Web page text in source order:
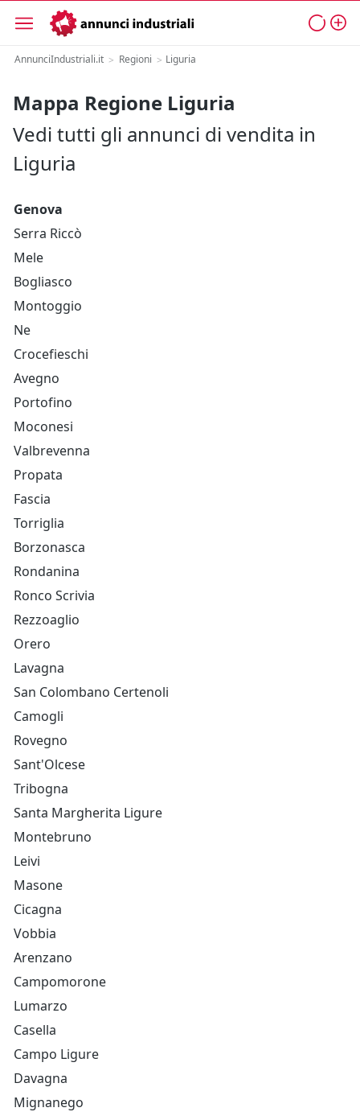
AnnunciIndustriali.it > Regioni > Liguria
Mappa Regione Liguria
Vedi tutti gli annunci di vendita in
Liguria
Genova
Serra Riccò
Mele
Bogliasco
Montoggio
Ne
Crocefieschi
Avegno
Portofino
Moconesi
Valbrevenna
Propata
Fascia
Torriglia
Borzonasca
Rondanina
Ronco Scrivia
Rezzoaglio
Orero
Lavagna
San Colombano Certenoli
Camogli
Rovegno
Sant'Olcese
Tribogna
Santa Margherita Ligure
Montebruno
Leivi
Masone
Cicagna
Vobbia
Arenzano
Campomorone
Lumarzo
Casella
Campo Ligure
Davagna
Mignanego